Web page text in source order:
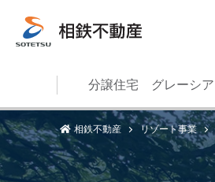
分譲住宅 グレーシア
相鉄不動産 リゾート事業